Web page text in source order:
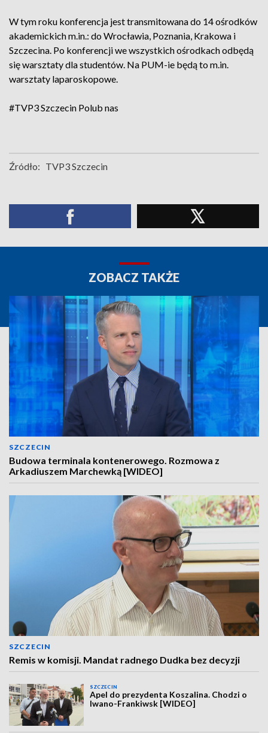
W tym roku konferencja jest transmitowana do 14 ośrodków
akademickich m.in.: do Wrocławia, Poznania, Krakowa i
Szczecina. Po konferencji we wszystkich ośrodkach odbędą
się warsztaty dla studentów. Na PUM-ie będą to m.in.
warsztaty laparoskopowe.
#TVP3 Szczecin Polub nas
Źródło: TVP3 Szczecin
ZOBACZ TAKŻE
SZCZECIN
Budowa terminala kontenerowego. Rozmowa z
Arkadiuszem Marchewką [WIDEO]
SZCZECIN
Remis w komisji. Mandat radnego Dudka bez decyzji
SZCZECIN
Apel do prezydenta Koszalina. Chodzi o
Iwano-Frankiwsk [WIDEO]